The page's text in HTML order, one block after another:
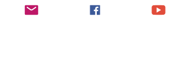
Schnabel